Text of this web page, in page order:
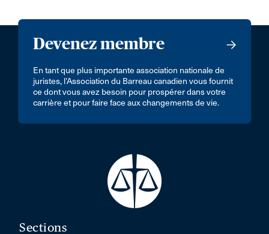
Devenez membre
En tant que plus importante association nationale de
juristes, l’Association du Barreau canadien vous fournit
ce dont vous avez besoin pour prospérer dans votre
carrière et pour faire face aux changements de vie.
Sections